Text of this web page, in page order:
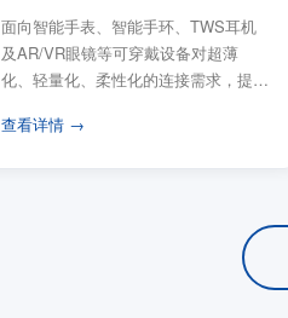
面向智能手表、智能手环、TWS耳机
及AR/VR眼镜等可穿戴设备对超薄
化、轻量化、柔性化的连接需求，提供
查看详情 →